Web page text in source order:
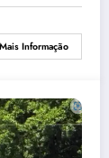
Informação